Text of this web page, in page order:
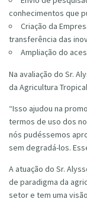
conhecimentos que
Criação da
transferência das
Ampliação do
Na avaliação do Sr.
da Agricultura
“Isso ajudou na
termos de uso dos
nós pudéssemos
sem degradá-los.
A atuação do Sr.
de paradigma da
setor e tem uma